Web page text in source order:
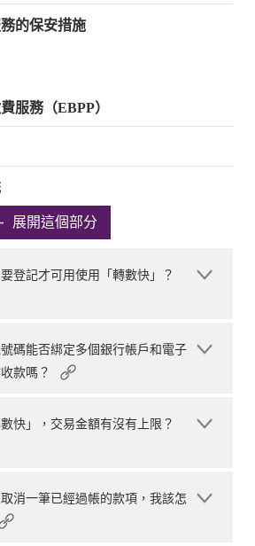
的保安措施
服務（EBPP）
展開這個部分
登記才可用使用「轉數快」？
碼能否綁定多個銀行帳戶和電子
款嗎？
快」，交易金額有沒有上限？
消一筆已經過帳的款項，我該怎